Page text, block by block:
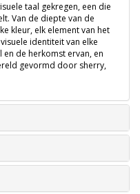
taal gekregen, een die
Van de diepte van de
kleur, elk element van het
identiteit van elke
de herkomst ervan, en
gevormd door sherry,